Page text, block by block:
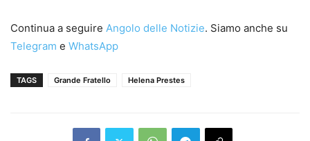
Continua a seguire Angolo delle Notizie. Siamo anche su
Telegram e WhatsApp
TAGS Grande Fratello Helena Prestes